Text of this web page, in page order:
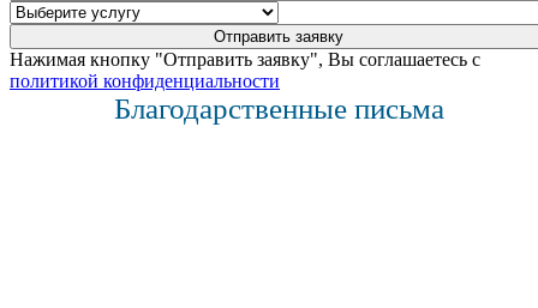
Нажимая кнопку "Отправить заявку", Вы соглашаетесь с
политикой конфиденциальности
Благодарственные письма